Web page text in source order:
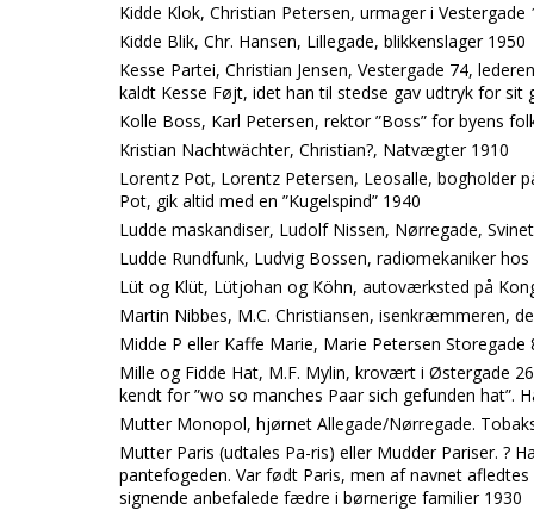
Kidde Klok, Christian Petersen, urmager i Vestergade
Kidde Blik, Chr. Hansen, Lillegade, blikkenslager 1950
Kesse Partei, Christian Jensen, Vestergade 74,
kaldt Kesse Føjt, idet han til stedse gav udtryk for
Kolle Boss, Karl Petersen, rektor ”Boss” for byens
Kristian Nachtwächter, Christian?, Natvægter 1910
Lorentz Pot, Lorentz Petersen, Leosalle, bogholder
Pot, gik altid med en ”Kugelspind” 1940
Ludde maskandiser, Ludolf Nissen, Nørregade,
Ludde Rundfunk, Ludvig Bossen, radiomekaniker
Lüt og Klüt, Lütjohan og Köhn, autoværksted på
Martin Nibbes, M.C. Christiansen, isenkræmmeren,
Midde P eller Kaffe Marie, Marie Petersen
Mille og Fidde Hat, M.F. Mylin, krovært i Østergade
kendt for ”wo so manches Paar sich gefunden hat”.
Mutter Monopol, hjørnet Allegade/Nørregade.
Mutter Paris (udtales Pa-ris) eller Mudder Pariser. ?
pantefogeden. Var født Paris, men af navnet
signende anbefalede fædre i børnerige familier 1930